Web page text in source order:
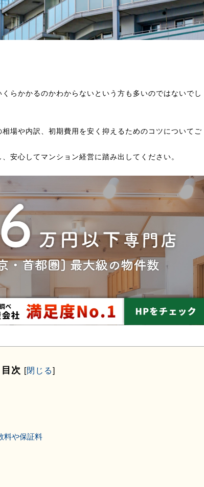
らかかるのかわからないという方も多いのではないでし
場や内訳、初期費用を安く抑えるためのコツについてご
安心してマンション経営に踏み出してください。
目次 [閉じる]
料や保証料